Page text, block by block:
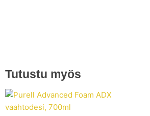
Tutustu myös